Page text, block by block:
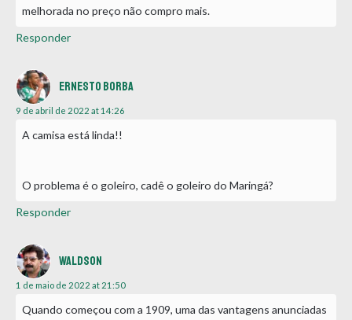
melhorada no preço não compro mais.
Responder
Ernesto Borba
9 de abril de 2022 at 14:26
A camisa está linda!!
O problema é o goleiro, cadê o goleiro do Maringá?
Responder
Waldson
1 de maio de 2022 at 21:50
Quando começou com a 1909, uma das vantagens anunciadas